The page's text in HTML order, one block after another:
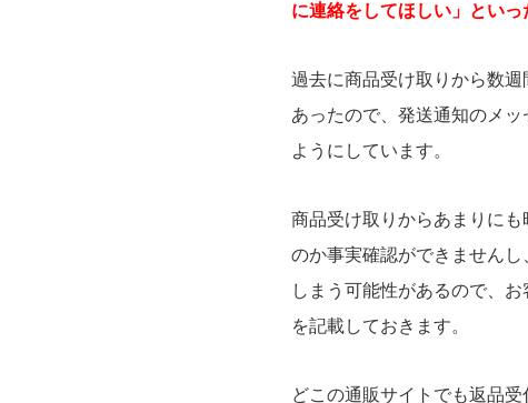
に連絡をしてほしい」とい
過去に商品受け取りから数
あったので、発送通知のメ
ようにしています。
商品受け取りからあまりに
のか事実確認ができません
しまう可能性があるので、
を記載しておきます。
どこの通販サイトでも返品